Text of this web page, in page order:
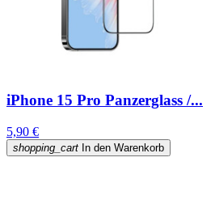
iPhone 15 Pro Panzerglass /...
5,90 €
shopping_cart In den Warenkorb